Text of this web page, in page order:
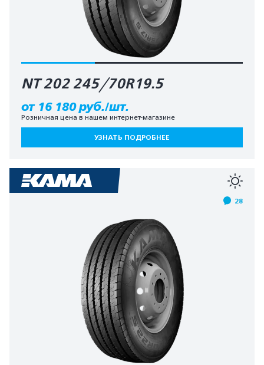
NT 202 245/70R19.5
от 16 180 руб./шт.
Розничная цена в нашем интернет-магазине
УЗНАТЬ ПОДРОБНЕЕ
28